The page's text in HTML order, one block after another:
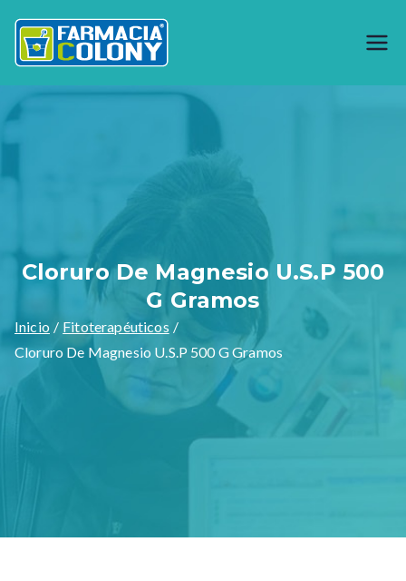
contenido
Colony
Generando bienestar desde 1944,
formulas magistrales y venta de
naturales, garantizamos calidad en
nuestros productos y servicios.
Cloruro De Magnesio U.S.P 500
G Gramos
Inicio
Fitoterapéuticos
Cloruro De Magnesio U.S.P 500 G Gramos